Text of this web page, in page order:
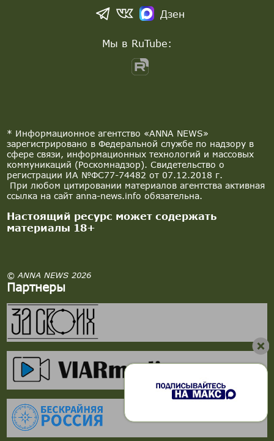
* Информационное агентство «ANNA NEWS»
зарегистрировано в Федеральной службе по надзору в
сфере связи, информационных технологий и массовых
коммуникаций (Роскомнадзор). Свидетельство о
регистрации ИА №ФС77-74482 от 07.12.2018 г.
При любом цитировании материалов агентства активная
ссылка на сайт anna-news.info обязательна.
Настоящий ресурс может содержать
материалы 18+
© ANNA NEWS 2026
Партнеры
Дзен
Мы в RuTube: